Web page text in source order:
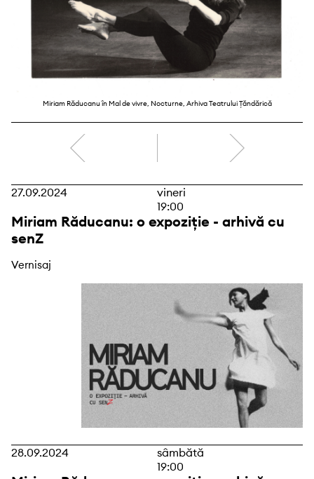
Miriam Răducanu în Mal de vivre, Nocturne, Arhiva Teatrului Țăndărică
27.09.2024
vineri
19:00
Miriam Răducanu: o expoziție - arhivă cu
senZ
Vernisaj
28.09.2024
sâmbătă
19:00